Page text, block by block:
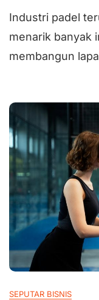
Industri padel
menarik banyak
membangun
SEPUTAR BISNIS